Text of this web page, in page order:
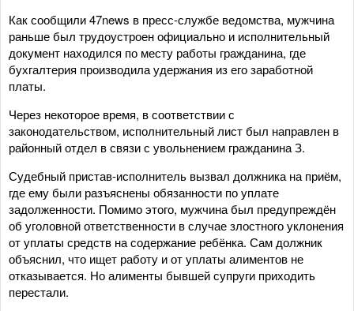
Как сообщили 47news в пресс-службе ведомства, мужчина
раньше был трудоустроен официально и исполнительный
документ находился по месту работы гражданина, где
бухгалтерия производила удержания из его заработной
платы.
Через некоторое время, в соответствии с
законодательством, исполнительный лист был направлен в
районный отдел в связи с увольнением гражданина З.
Судебный пристав-исполнитель вызвал должника на приём,
где ему были разъяснены обязанности по уплате
задолженности. Помимо этого, мужчина был предупреждён
об уголовной ответственности в случае злостного уклонения
от уплаты средств на содержание ребёнка. Сам должник
объяснил, что ищет работу и от уплаты алиментов не
отказывается. Но алименты бывшей супруги приходить
перестали.